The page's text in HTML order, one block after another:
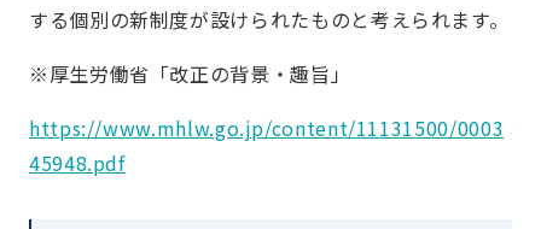
する個別の新制度が設けられたものと考えられます。
※厚生労働省「改正の背景・趣旨」
https://www.mhlw.go.jp/content/11131500/0003
45948.pdf